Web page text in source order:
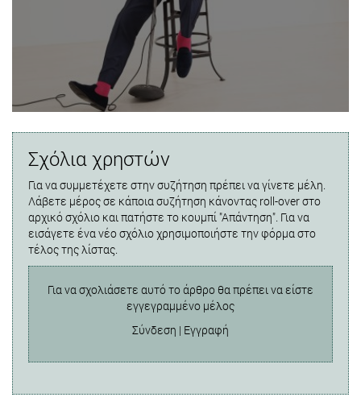
Σχόλια χρηστών
Για να συμμετέχετε στην συζήτηση πρέπει να γίνετε μέλη.
Λάβετε μέρος σε κάποια συζήτηση κάνοντας roll-over στο
αρχικό σχόλιο και πατήστε το κουμπί "Απάντηση". Για να
εισάγετε ένα νέο σχόλιο χρησιμοποιήστε την φόρμα στο
τέλος της λίστας.
Για να σχολιάσετε αυτό το άρθρο θα πρέπει να είστε
εγγεγραμμένο μέλος
Σύνδεση | Εγγραφή